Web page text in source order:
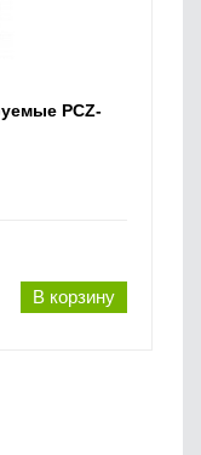
PCZ-
В корзину